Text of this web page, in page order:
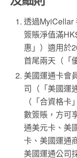
透過MyiCellar
簽賬淨值滿
惠」）適用於
首尾兩天（「
美國運通卡會
司（「美國運
（「合資格
數簽賬，方可
通美元卡、美
卡、美國運通
美國運通公司